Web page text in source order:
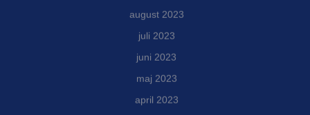
august 2023
juli 2023
juni 2023
maj 2023
april 2023